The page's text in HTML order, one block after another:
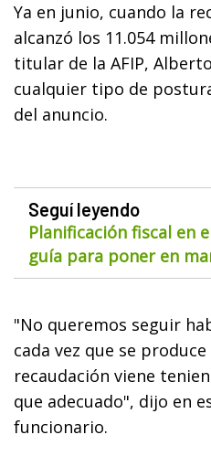
Ya en junio, cuando la
alcanzó los 11.054
titular de la AFIP,
cualquier tipo de
del anuncio.
Seguí leyendo
Planificación fiscal en
guía para poner en
"No queremos seguir
cada vez que se
recaudación viene
que adecuado", dijo en
funcionario.